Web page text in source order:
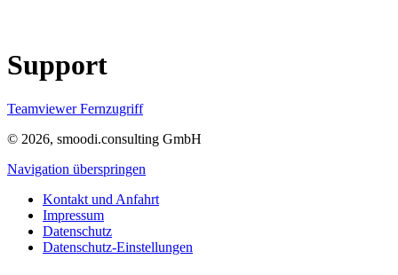
Support
Teamviewer Fernzugriff
© 2026, smoodi.consulting GmbH
Navigation überspringen
Kontakt und Anfahrt
Impressum
Datenschutz
Datenschutz-Einstellungen